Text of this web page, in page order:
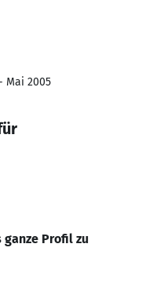
Mai 2005
ganze Profil zu